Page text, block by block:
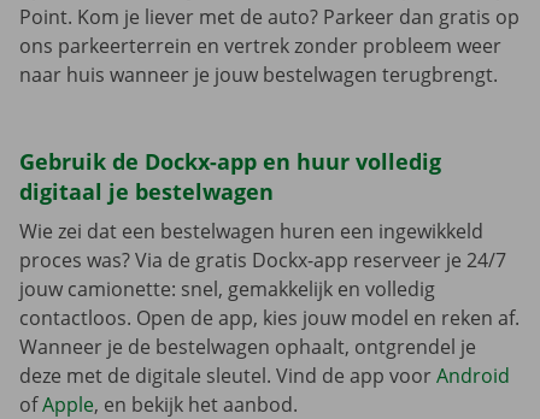
Point. Kom je liever met de auto? Parkeer dan gratis op
ons parkeerterrein en vertrek zonder probleem weer
naar huis wanneer je jouw bestelwagen terugbrengt.
Gebruik de Dockx-app en huur volledig
digitaal je bestelwagen
Wie zei dat een bestelwagen huren een ingewikkeld
proces was? Via de gratis Dockx-app reserveer je 24/7
jouw camionette: snel, gemakkelijk en volledig
contactloos. Open de app, kies jouw model en reken af.
Wanneer je de bestelwagen ophaalt, ontgrendel je
deze met de digitale sleutel. Vind de app voorAndroid
ofApple, en bekijk het aanbod.